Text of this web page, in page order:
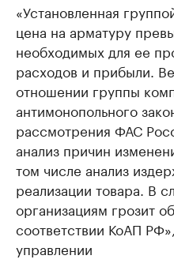
«Установленная
цена на арматуру
необходимых для ее
расходов и прибыли.
отношении группы
антимонопольного
рассмотрения ФАС
анализ причин
том числе анализ
реализации товара. В
организациям грозит
соответствии КоАП
управлении